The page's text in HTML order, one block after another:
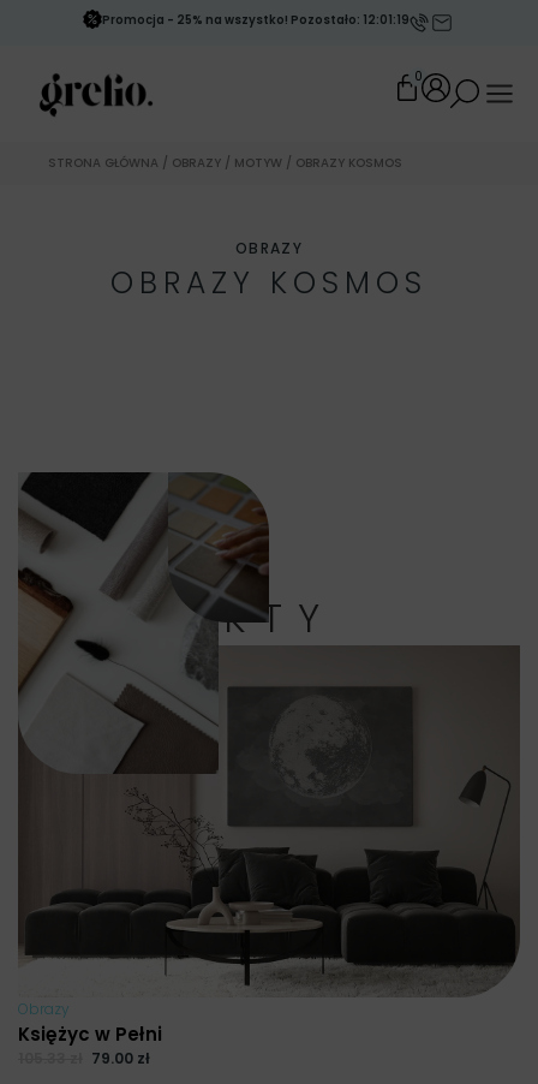
Promocja - 25% na wszystko! Pozostało: 12:01:16
0
STRONA GŁÓWNA / OBRAZY / MOTYW / OBRAZY KOSMOS
OBRAZY
OBRAZY KOSMOS
PRODUKTY
Obrazy
Księżyc w Pełni
79.00 zł